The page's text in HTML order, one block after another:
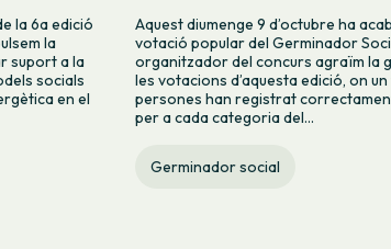
la 6a edició
la
suport a la
socials
en el
Aquest diumenge 9 d’octubre ha
votació popular del Germinador
organitzador del concurs agraïm la
les votacions d’aquesta edició, on
persones han registrat
per a cada categoria del...
Germinador social